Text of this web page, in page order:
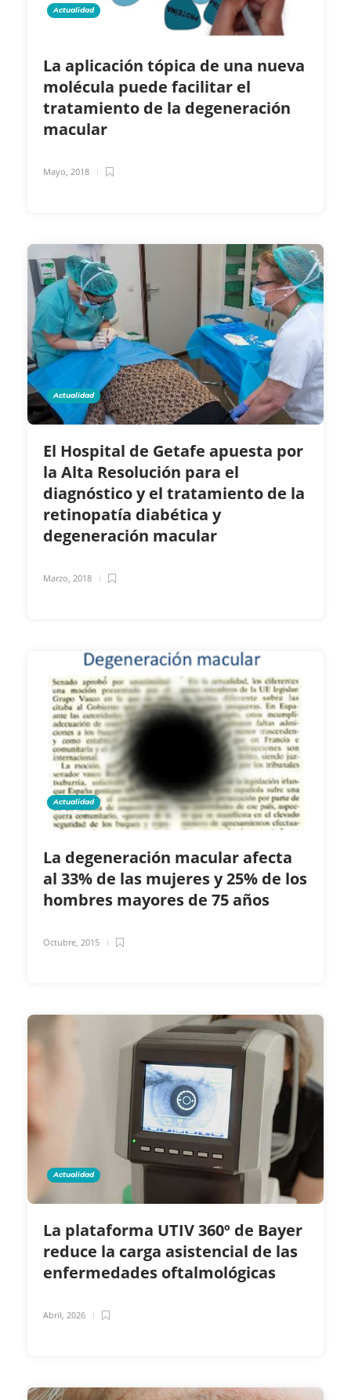
Actualidad
La aplicación tópica de una nueva
molécula puede facilitar el
tratamiento de la degeneración
macular
Mayo, 2018
Actualidad
El Hospital de Getafe apuesta por
la Alta Resolución para el
diagnóstico y el tratamiento de la
retinopatía diabética y
degeneración macular
Marzo, 2018
Actualidad
La degeneración macular afecta
al 33% de las mujeres y 25% de los
hombres mayores de 75 años
Octubre, 2015
Actualidad
La plataforma UTIV 360º de Bayer
reduce la carga asistencial de las
enfermedades oftalmológicas
Abril, 2026